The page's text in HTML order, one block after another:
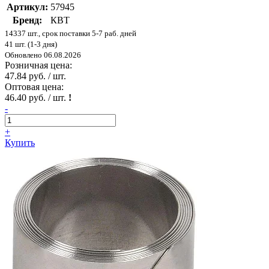
Артикул: 57945
Бренд:
КВТ
14337 шт., срок поставки 5-7 раб. дней
41 шт. (1-3 дня)
Обновлено 06.08.2026
Розничная цена:
47.84 руб. / шт.
Оптовая цена:
46.40 руб. / шт. !
-
+
Купить